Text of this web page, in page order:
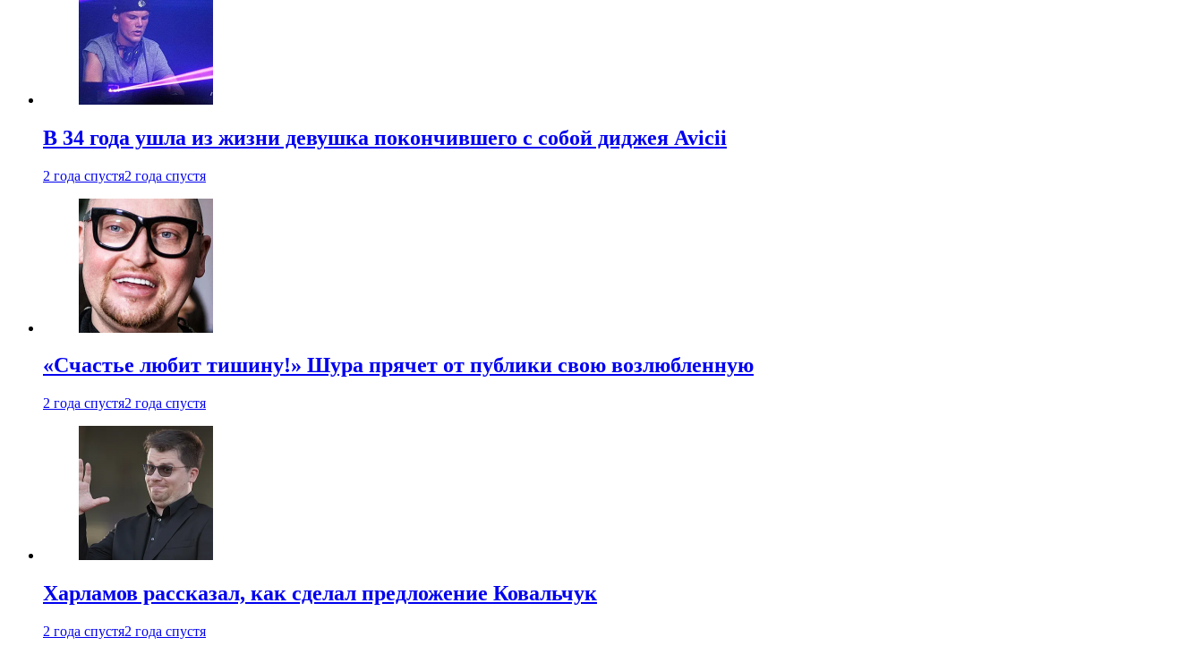
В 34 года ушла из жизни девушка покончившего с собой диджея Avicii
2 года спустя2 года спустя
«Счастье любит тишину!» Шура прячет от публики свою возлюбленную
2 года спустя2 года спустя
Харламов рассказал, как сделал предложение Ковальчук
2 года спустя2 года спустя